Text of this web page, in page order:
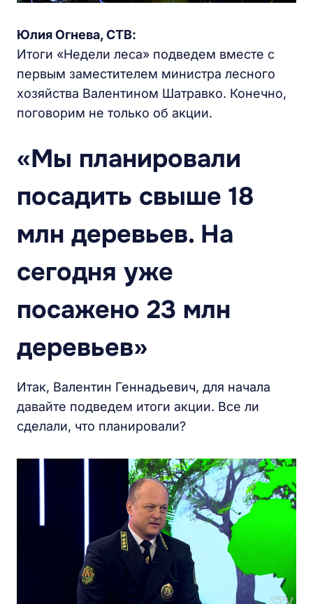
Юлия Огнева, СТВ:
Итоги «Недели леса» подведем вместе с
первым заместителем министра лесного
хозяйства Валентином Шатравко. Конечно,
поговорим не только об акции.
«Мы планировали
посадить свыше 18
млн деревьев. На
сегодня уже
посажено 23 млн
деревьев»
Итак, Валентин Геннадьевич, для начала
давайте подведем итоги акции. Все ли
сделали, что планировали?